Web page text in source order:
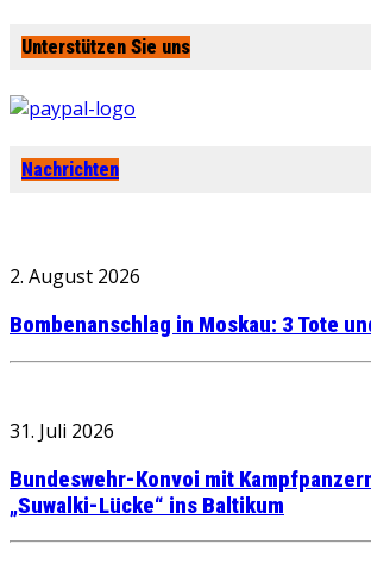
Unterstützen Sie uns
Nachrichten
2. August 2026
Bombenanschlag in Moskau: 3 Tote
31. Juli 2026
Bundeswehr-Konvoi mit
„Suwalki-Lücke“ ins Baltikum